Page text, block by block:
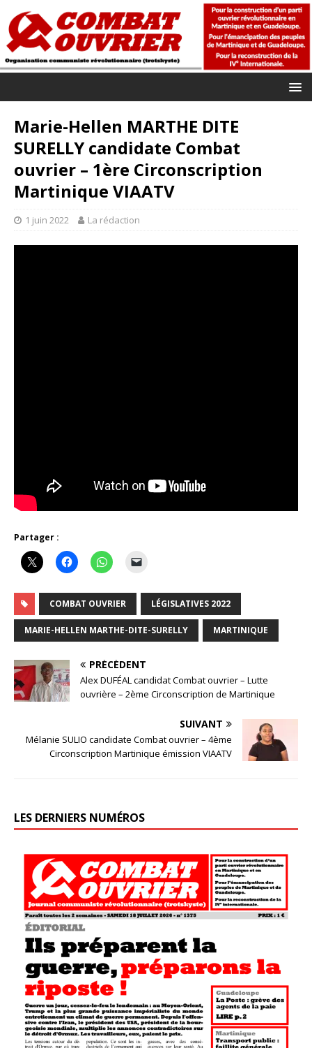
Marie-Hellen MARTHE DITE
SURELLY candidate Combat
ouvrier – 1ère Circonscription
Martinique VIAATV
1 juin 2022 La rédaction
Partager :
COMBAT OUVRIER LÉGISLATIVES 2022
MARIE-HELLEN MARTHE-DITE-SURELLY MARTINIQUE
PRÉCÉDENT
Alex DUFÉAL candidat Combat ouvrier – Lutte
ouvrière – 2ème Circonscription de Martinique
SUIVANT
Mélanie SULIO candidate Combat ouvrier – 4ème
Circonscription Martinique émission VIAATV
LES DERNIERS NUMÉROS